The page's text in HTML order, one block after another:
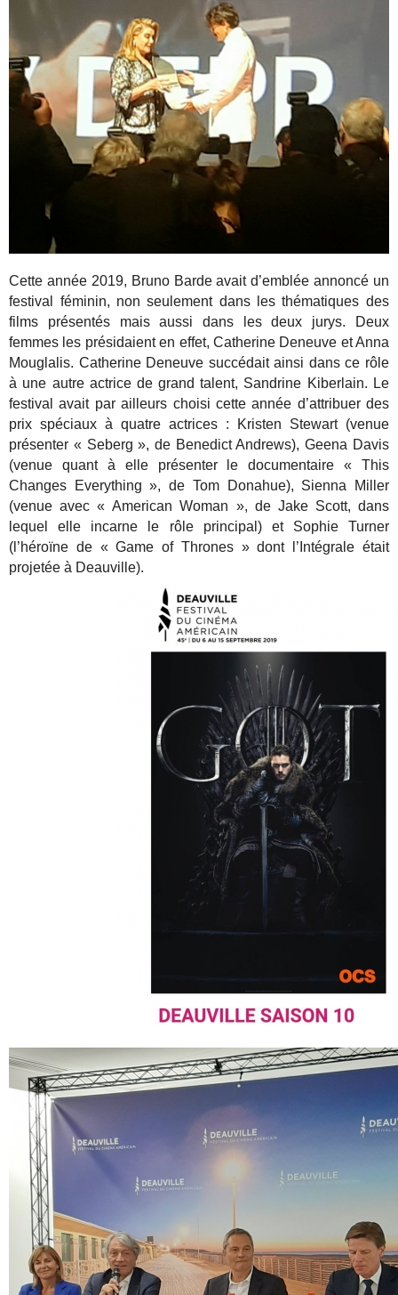
Cette année 2019, Bruno Barde avait d’emblée annoncé un
festival féminin, non seulement dans les thématiques des
films présentés mais aussi dans les deux jurys. Deux
femmes les présidaient en effet, Catherine Deneuve et Anna
Mouglalis. Catherine Deneuve succédait ainsi dans ce rôle
à une autre actrice de grand talent, Sandrine Kiberlain. Le
festival avait par ailleurs choisi cette année d’attribuer des
prix spéciaux à quatre actrices : Kristen Stewart (venue
présenter « Seberg », de Benedict Andrews), Geena Davis
(venue quant à elle présenter le documentaire « This
Changes Everything », de Tom Donahue), Sienna Miller
(venue avec « American Woman », de Jake Scott, dans
lequel elle incarne le rôle principal) et Sophie Turner
(l’héroïne de « Game of Thrones » dont l’Intégrale était
projetée à Deauville).